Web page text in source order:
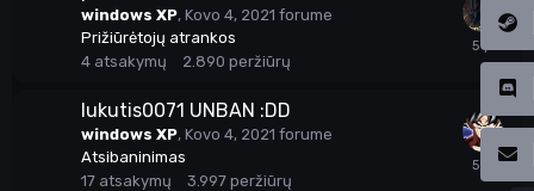
windows XP, Kovo 4, 2021 forume
Prižiūrėtojų atrankos
4 atsakymų 2.890 peržiūrų
lukutis0071 UNBAN :DD
windows XP, Kovo 4, 2021 forume
Atsibaninimas
17 atsakymų 3.997 peržiūrų